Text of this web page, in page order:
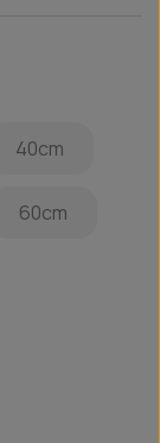
40cm
60cm